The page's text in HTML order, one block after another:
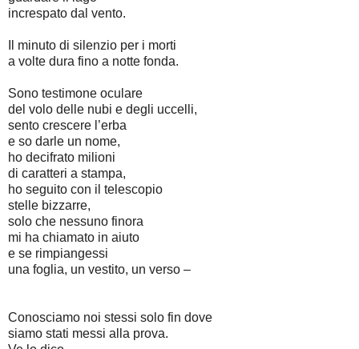
increspato dal vento.
Il minuto di silenzio per i morti
a volte dura fino a notte fonda.
Sono testimone oculare
del volo delle nubi e degli uccelli,
sento crescere l’erba
e so darle un nome,
ho decifrato milioni
di caratteri a stampa,
ho seguito con il telescopio
stelle bizzarre,
solo che nessuno finora
mi ha chiamato in aiuto
e se rimpiangessi
una foglia, un vestito, un verso –
Conosciamo noi stessi solo fin dove
siamo stati messi alla prova.